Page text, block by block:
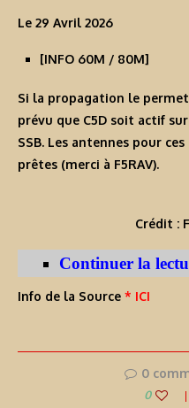
Le 29 Avril 2026
[INFO 60M / 80M]
Si la propagation le
prévu que C5D soit actif
SSB. Les antennes pour
prêtes (merci à F5RAV).
Crédit :
Continuer la
Info de la Source * ICI
0
0